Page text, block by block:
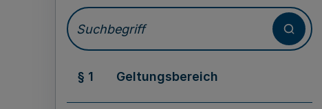
§ 1 Geltungsbereich